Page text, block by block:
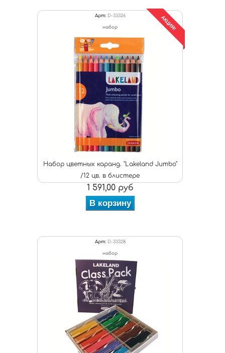
Арт: D-33326
набор
Набор цветных каранд. "Lakeland Jumbo"
/12 цв. в блистере
АКЦИЯ!
1 591,00 руб
В корзину
Арт: D-33328
набор